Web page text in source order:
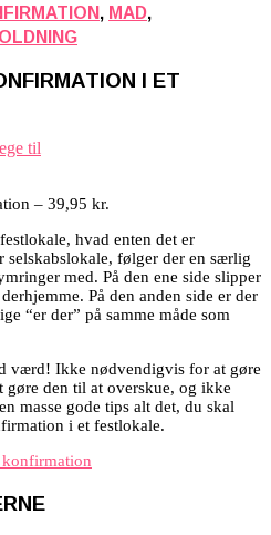
, MAD,
I ET
– 39,95 kr.
hvad enten det er
selskabslokale, følger der en særlig
med. På den ene side slipper
På den anden side er der
“er der” på samme måde som
værd! Ikke nødvendigvis for at gøre
gøre den til at overskue, og ikke
masse gode tips alt det, du skal
i et festlokale.